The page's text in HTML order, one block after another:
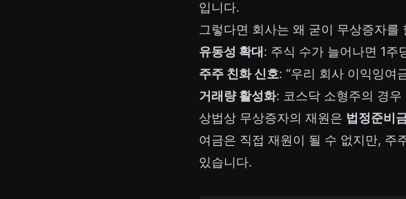
입니다.
그렇다면 회사는 왜 굳이 무상증자를
유동성 확대 : 주식 수가 늘어나면 1주
주주 친화 신호: “우리 회사 이익잉여
거래량 활성화: 코스닥 소형주의 경
상법상 무상증자의 재원은 법정준비
여금은 직접 재원이 될 수 없지만, 주
있습니다.